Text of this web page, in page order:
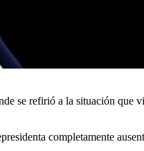
se refirió a la situación que
completamente